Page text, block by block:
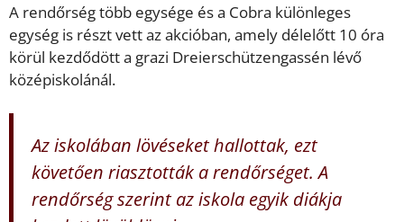
A rendőrség több egysége és a Cobra különleges
egység is részt vett az akcióban, amely délelőtt 10 óra
körül kezdődött a grazi Dreierschützengassén lévő
középiskolánál.
Az iskolában lövéseket hallottak, ezt
követően riasztották a rendőrséget. A
rendőrség szerint az iskola egyik diákja